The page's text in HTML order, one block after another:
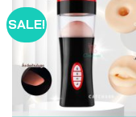
SALE!